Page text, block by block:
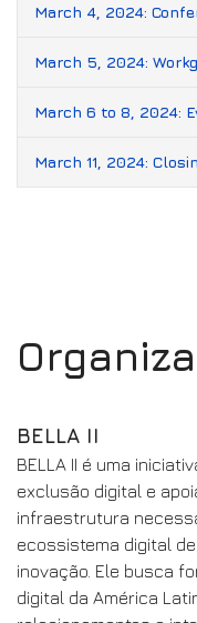
March 4, 2024:
March 5, 2024:
March 6 to 8, 2024:
March 11, 2024:
BELLA II
BELLA II é uma
exclusão digital e
infraestrutura
ecossistema digital
inovação. Ele busca
digital da América